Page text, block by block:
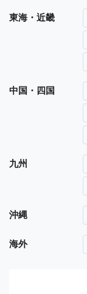
東海・近畿
中国・四国
九州
沖縄
海外